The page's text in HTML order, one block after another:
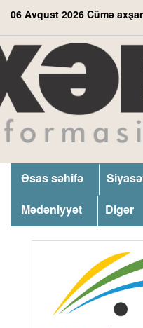
06 Avqust 2026 Cümə
Əsas səhifə
Mədəniyyət
Digər